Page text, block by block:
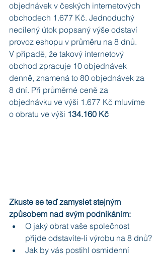
objednávek v českých internetových
obchodech 1.677 Kč. Jednoduchý
necílený útok popsaný výše odstaví
provoz eshopu v průměru na 8 dnů.
V případě, že takový internetový
obchod zpracuje 10 objednávek
denně, znamená to 80 objednávek za
8 dní. Při průměrné ceně za
objednávku ve výši 1.677 Kč mluvíme
o obratu ve výši 134.160 Kč
Zkuste se teď zamyslet stejným
způsobem nad svým podnikáním:
O jaký obrat vaše společnost
přijde odstavíte-li výrobu na 8 dnů?
Jak by vás postihl osmidenní